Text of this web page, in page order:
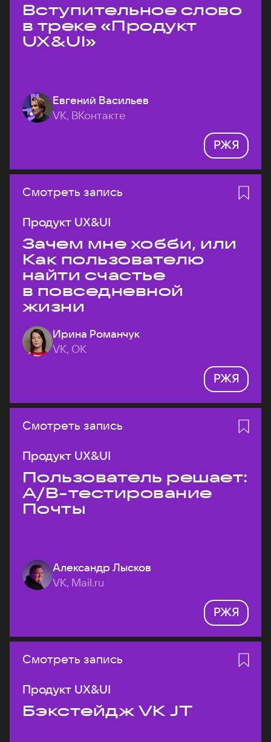
Вступительное слово
в треке «Продукт
UX&UI»
Евгений Васильев
VK, ВКонтакте
РЖЯ
Смотреть запись
Продукт UX&UI
Зачем мне хобби, или
Как пользователю
найти счастье
в повседневной
жизни
Ирина Романчук
VK, ОК
РЖЯ
Смотреть запись
Продукт UX&UI
Пользователь решает:
A/B-тестирование
Почты
Александр Лысков
VK, Mail.ru
РЖЯ
Смотреть запись
Продукт UX&UI
Бэкстейдж VK JT